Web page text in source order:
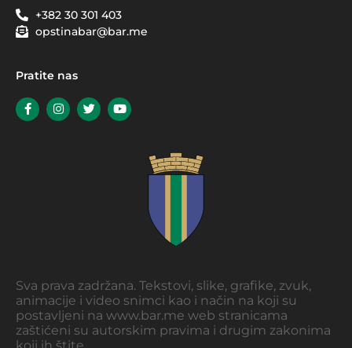
+382 30 301 403
opstinabar@bar.me
Pratite nas
Sva prava zadržana. Tekstovi, slike, grafike, zvuk,
animacije i video snimci kao i način na koji su
postavljeni na www.bar.me web stranicama
zaštićeni su autorskim pravima i drugim zakonima